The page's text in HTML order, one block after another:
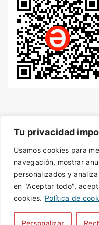
Tu privacidad
Usamos cookies para
navegación, mostrar
personalizados y
en "Aceptar todo",
cookies. Política de
Personalizar
© Desde 2014 -
SafeCreative.